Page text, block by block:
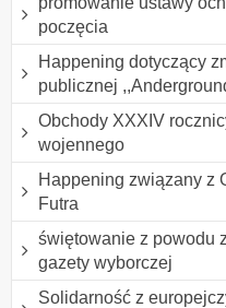
poczęcia
Happening dotyczący
publicznej
Obchody XXXIV
wojennego
Happening związany z
Futra
świętowanie z powodu
gazety wyborczej
Solidarność z